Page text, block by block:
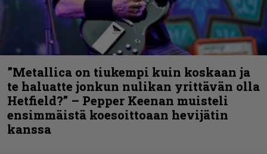
”Metallica on tiukempi kuin koskaan ja
te haluatte jonkun nulikan yrittävän olla
Hetfield?” – Pepper Keenan muisteli
ensimmäistä koesoittoaan hevijätin
kanssa